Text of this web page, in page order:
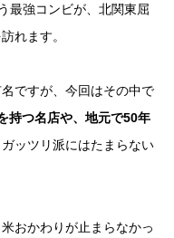
最強コンビが、北関東屈
れます。
ですが、今回はその中で
持つ名店や、地元で50年
ッツリ派にはたまらない
おかわりが止まらなかっ